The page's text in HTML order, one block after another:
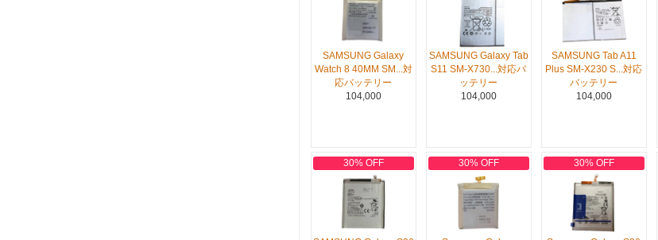
SAMSUNG Galaxy
Watch 8 40MM SM...対
応バッテリー
104,000
SAMSUNG Galaxy Tab
S11 SM-X730...対応バ
ッテリー
104,000
SAMSUNG Tab A11
Plus SM-X230 S...対応
バッテリー
104,000
30% OFF 30% OFF 30% OFF